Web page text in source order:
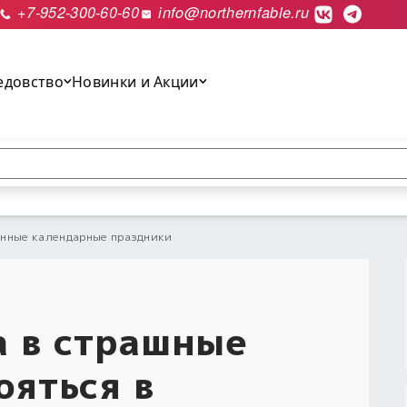
+7-952-300-60-60 info@northernfable.ru
Новинки и Акции
календарные праздники
в страшные
в